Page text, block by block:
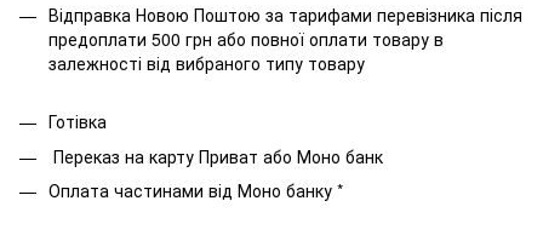
Відправка Новою Поштою за тарифами перевізника після
предоплати 500 грн або повної оплати товару в
залежності від вибраного типу товару
Готівка
Переказ на карту Приват або Моно банк
Оплата частинами від Моно банку *